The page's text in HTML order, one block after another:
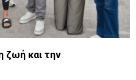
ζωή και την